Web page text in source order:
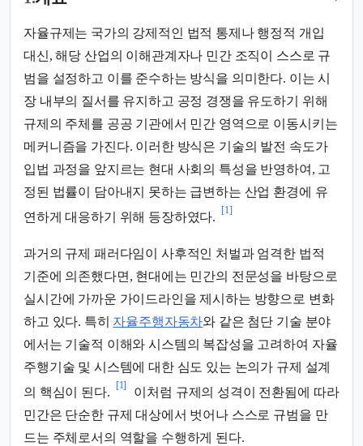
자율규제는 국가의 강제적인 법적 통제나 행정적 개입
대신, 해당 산업의 이해관계자나 민간 조직이 스스로 규
범을 설정하고 이를 준수하는 방식을 의미한다. 이는 시
장 내부의 질서를 유지하고 공정 경쟁을 유도하기 위해
규제의 주체를 공공 기관에서 민간 영역으로 이동시키는
메커니즘을 가진다. 이러한 방식은 기술의 발전 속도가
입법 과정을 앞지르는 현대 사회의 특성을 반영하여, 고
정된 법률이 담아내지 못하는 급변하는 산업 환경에 유
연하게 대응하기 위해 등장하였다.
[1]
과거의 규제 패러다임이 사후적인 처벌과 엄격한 법적
기준에 의존했다면, 현대에는 민간의 전문성을 바탕으로
실시간에 가까운 가이드라인을 제시하는 방향으로 변화
하고 있다. 특히 자율주행자동차와 같은 첨단 기술 분야
에서는 기술적 이해와 시스템의 복잡성을 고려하여 자율
주행기술 및 시스템에 대한 심도 있는 논의가 규제 설계
의 핵심이 된다.
[1]
이처럼 규제의 성격이 전환됨에 따라
민간은 단순한 규제 대상에서 벗어나 스스로 규범을 만
드는 주체로서의 역할을 수행하게 된다.